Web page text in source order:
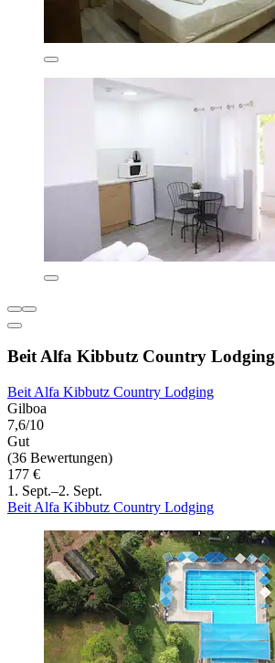
Beit Alfa Kibbutz Country Lodging
Beit Alfa Kibbutz Country Lodging
Gilboa
7,6/10
Gut
(36 Bewertungen)
177 €
1. Sept.–2. Sept.
Beit Alfa Kibbutz Country Lodging